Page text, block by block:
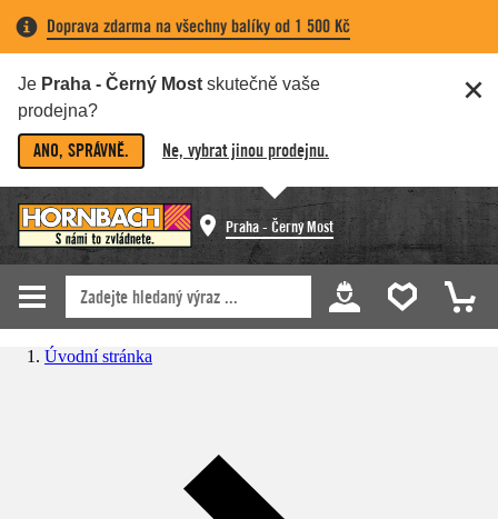
Doprava zdarma na všechny balíky od 1 500 Kč
Je Praha - Černý Most skutečně vaše
prodejna?
ANO, SPRÁVNĚ. Ne, vybrat jinou prodejnu.
Praha - Černý Most
Úvodní stránka